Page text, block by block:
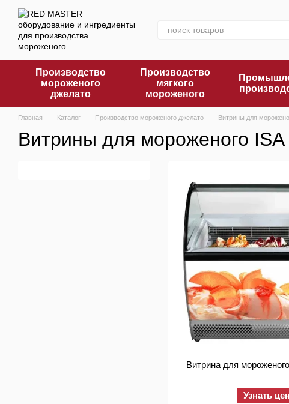
Перейти к основному контенту
Производство
мороженого
джелато
Производство
мягкого
мороженого
Главная Каталог Производство мороженого джелато Витрины для
Витрины для мороженого ISA
Узнать